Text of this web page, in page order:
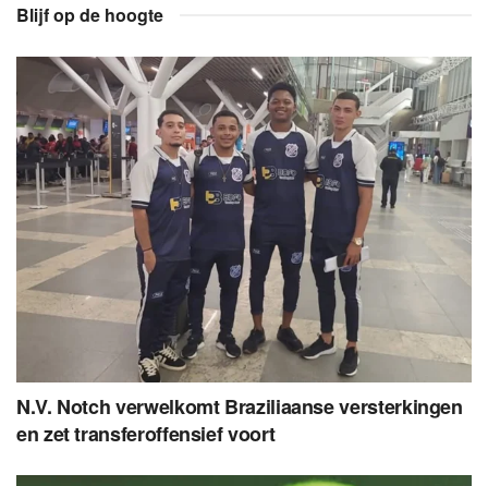
Blijf op de hoogte
N.V. Notch verwelkomt Braziliaanse versterkingen
en zet transferoffensief voort